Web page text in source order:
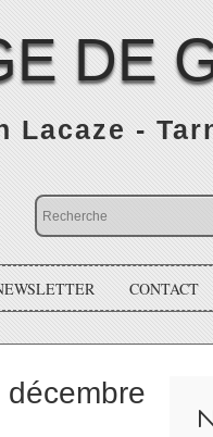
DE
Lacaze -
CONTACT